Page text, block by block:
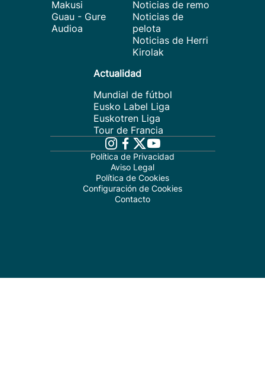
Makusi
Guau - Gure
Audioa
Noticias de remo
Noticias de
pelota
Noticias de Herri
Kirolak
Actualidad
Mundial de fútbol
Eusko Label Liga
Euskotren Liga
Tour de Francia
Política de Privacidad
Aviso Legal
Política de Cookies
Configuración de Cookies
Contacto